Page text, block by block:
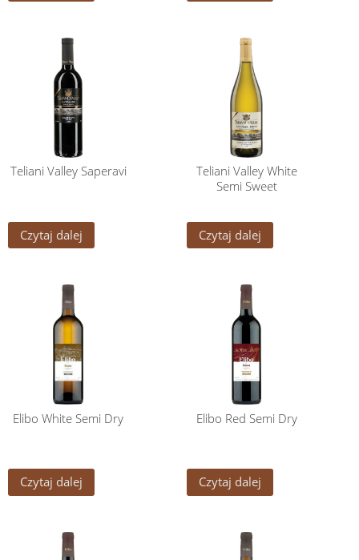
Teliani Valley Saperavi
Czytaj dalej
Teliani Valley White
Semi Sweet
Czytaj dalej
Elibo White Semi Dry
Czytaj dalej
Elibo Red Semi Dry
Czytaj dalej